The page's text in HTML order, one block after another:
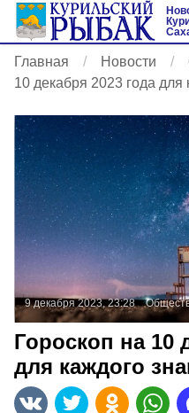
Главная Новости
10 декабря 2023 года для
9 декабря 2023, 23:28
Гороскоп на 10
для каждого